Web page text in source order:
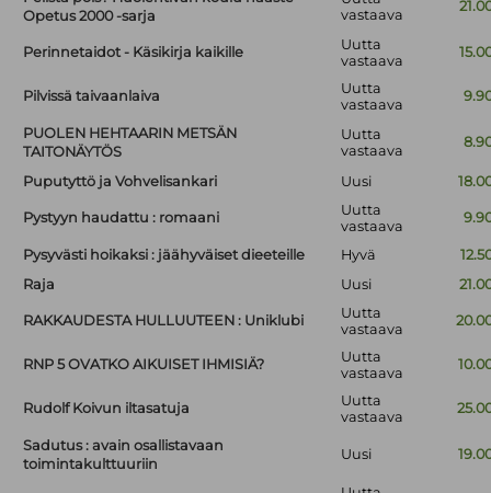
Opetus 2000 -sarja
vastaava
Perinnetaidot - Käsikirja kaikille
Uutta
vastaava
Pilvissä taivaanlaiva
Uutta
vastaava
PUOLEN HEHTAARIN METSÄN
TAITONÄYTÖS
Uutta
vastaava
Puputyttö ja Vohvelisankari Uusi
Pystyyn haudattu : romaani
Uutta
vastaava
Pysyvästi hoikaksi : jäähyväiset dieeteille Hyvä
Raja
Uusi
RAKKAUDESTA HULLUUTEEN : Uniklubi
Uutta
vastaava
RNP 5 OVATKO AIKUISET IHMISIÄ?
Uutta
vastaava
Rudolf Koivun iltasatuja
Uutta
vastaava
Sadutus : avain osallistavaan
toimintakulttuuriin
Uusi